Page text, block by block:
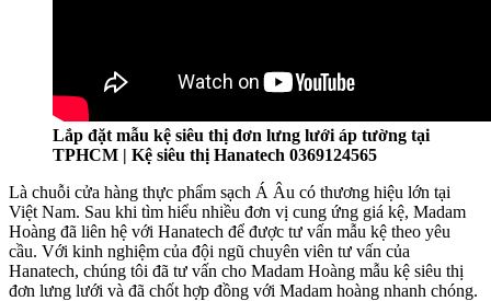
Lắp đặt mẫu kệ siêu thị đơn lưng lưới áp tường tại
TPHCM | Kệ siêu thị Hanatech 0369124565
Là chuỗi cửa hàng thực phẩm sạch Á Âu có thương hiệu lớn tại
Việt Nam. Sau khi tìm hiểu nhiều đơn vị cung ứng giá kệ, Madam
Hoàng đã liên hệ với Hanatech để được tư vấn mẫu kệ theo yêu
cầu. Với kinh nghiệm của đội ngũ chuyên viên tư vấn của
Hanatech, chúng tôi đã tư vấn cho Madam Hoàng mẫu kệ siêu thị
đơn lưng lưới và đã chốt hợp đồng với Madam hoàng nhanh chóng.